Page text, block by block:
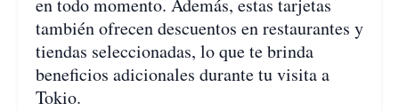
en todo momento. Además, estas tarjetas
también ofrecen descuentos en restaurantes y
tiendas seleccionadas, lo que te brinda
beneficios adicionales durante tu visita a
Tokio.